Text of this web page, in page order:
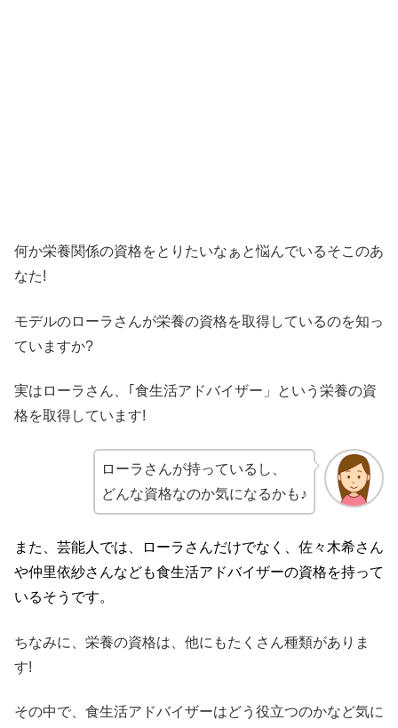
何か栄養関係の資格をとりたいなぁと悩んでいるそこのあ
なた!
モデルのローラさんが栄養の資格を取得しているのを知っ
ていますか?
実はローラさん、｢食生活アドバイザー」という栄養の資
格を取得しています!
ローラさんが持っているし、
どんな資格なのか気になるかも♪
また、芸能人では、ローラさんだけでなく、佐々木希さん
や仲里依紗さんなども食生活アドバイザーの資格を持って
いるそうです。
ちなみに、栄養の資格は、他にもたくさん種類がありま
す!
その中で、食生活アドバイザーはどう役立つのかなど気に